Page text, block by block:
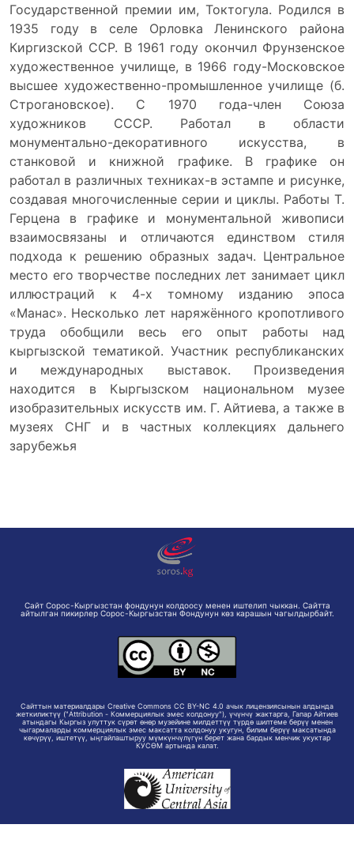
Государственной премии им, Токтогула. Родился в
1935 году в селе Орловка Ленинского района
Киргизской ССР. В 1961 году окончил Фрунзенское
художественное училище, в 1966 году-Московское
высшее художественно-промышленное училище (б.
Строгановское). С 1970 года-член Союза
художников СССР. Работал в области
монументально-декоративного искусства, в
станковой и книжной графике. В графике он
работал в различных техниках-в эстампе и рисунке,
создавая многочисленные серии и циклы. Работы Т.
Герцена в графике и монументальной живописи
взаимосвязаны и отличаются единством стиля
подхода к решению образных задач. Центральное
место его творчестве последних лет занимает цикл
иллюстраций к 4-х томному изданию эпоса
«Манас». Несколько лет наряжённого кропотливого
труда обобщили весь его опыт работы над
кыргызской тематикой. Участник республиканских
и международных выставок. Произведения
находится в Кыргызском национальном музее
изобразительных искусств им. Г. Айтиева, а также в
музеях СНГ и в частных коллекциях дальнего
зарубежья
Сайт Сорос-Кыргызстан фондунун колдоосу менен иштелип чыккан. Сайтта
айтылган пикирлер Сорос-Кыргызстан Фондунун көз карашын чагылдырбайт.
Сайттын материалдары Creative Commons CC BY-NC 4.0 ачык лицензиясынын алдында
жеткиликтүү ("Attribution - Коммерциялык эмес колдонуу"), үчүнчү жактарга, Гапар Айтиев
атындагы Кыргыз улуттук сүрөт өнөр музейине милдеттүү түрдө шилтеме берүү менен
чыгармаларды коммерциялык эмес максатта колдонуу укугун, билим берүү максатында
көчүрүү, иштетүү, ыңгайлаштыруу мүмкүнчүлүгүн берет жана бардык менчик укуктар
КУСӨМ артында калат.